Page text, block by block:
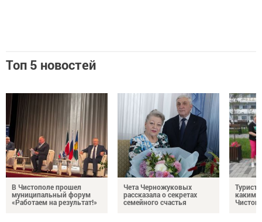
Топ 5 новостей
В Чистополе прошел
муниципальный форум
«Работаем на результат!»
Чета Черножуковых
рассказала о секретах
семейного счастья
каким